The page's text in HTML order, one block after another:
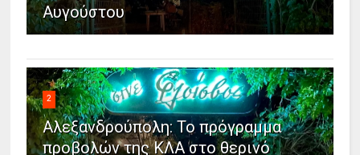
Αυγούστου
2
Αλεξανδρούπολη: Το πρόγραμμα
προβολών της ΚΛΑ στο θερινό